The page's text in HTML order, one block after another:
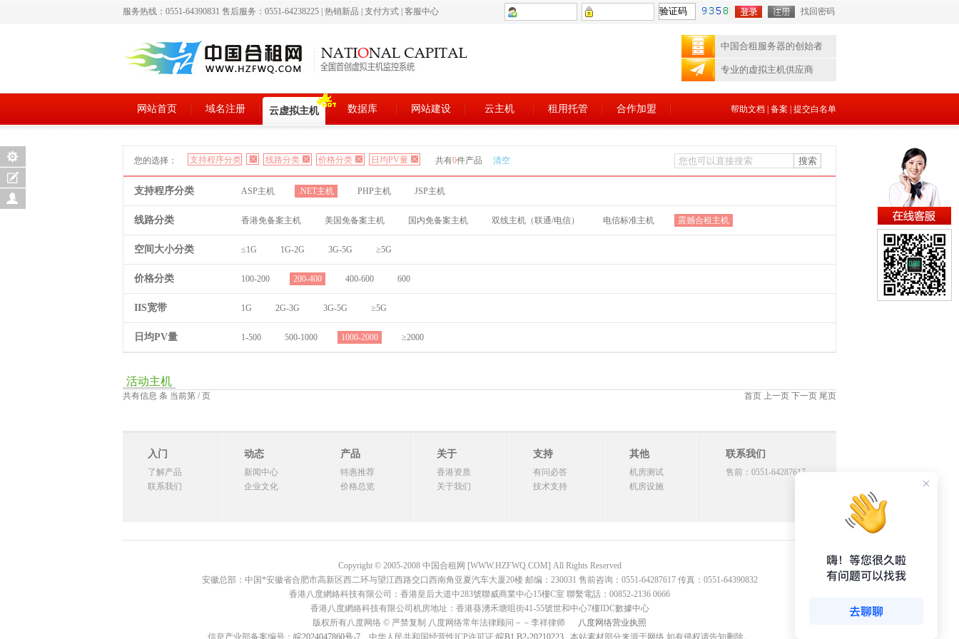
服务热线：0551-64390831 售后服务：0551-64238225 热销新品 支付方式 客服中心 找回密码
中国合租服务器的创始者
专业的虚拟主机供应商
网站首页 域名注册 云虚拟主机 数据库 网站建设 云主机 租用托管 合作加盟 帮助文档 备案 提交白名单
您的选择： 支持程序分类 线路分类 价格分类 日均PV量 共有0件产品 清空
支持程序分类 ASP主机 .NET主机 PHP主机 JSP主机
线路分类 香港免备案主机 美国免备案主机 国内免备案主机 双线主机（联通/电信） 电信标准主机 震撼合租主机
空间大小分类 ≤1G 1G-2G 3G-5G ≥5G
价格分类 100-200 200-400 400-600 600
IIS宽带 1G 2G-3G 3G-5G ≥5G
日均PV量 1-500 500-1000 1000-2000 ≥2000
活动主机
共有信息 条 当前第 / 页 首页 上一页 下一页 尾页
入门
了解产品
联系我们
动态
新闻中心
企业文化
产品
特惠推荐
价格总览
关于
香港资质
关于我们
支持
有问必答
技术支持
其他
机房测试
机房设施
联系我们
售前：0551-64287617
Copyright © 2005-2008 中国合租网 [WWW.HZFWQ.COM] All Rights Reserved
安徽总部：中国*安徽省合肥市高新区西二环与望江西路交口西南角亚夏汽车大厦20楼 邮编：230031 售前咨询：0551-64287617 传真：0551-64390832
香港八度網絡科技有限公司：香港皇后大道中283號聯威商業中心15樓C室 聯繫電話：00852-2136 0666
香港八度網絡科技有限公司机房地址：香港葵湧禾塘咀街41-55號世和中心7樓IDC數據中心
版权所有八度网络 © 严禁复制 八度网络常年法律顾问－－李祥律师 八度网络营业执照
信息产业部备案编号： 皖2024047860号-7中华人民共和国经营性ICP许可证:皖B1.B2-20210223, 本站素材部分来源于网络,如有侵权请告知删除。